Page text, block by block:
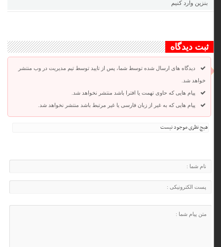
بنزین وارد کنیم
ثبت دیدگاه
دیدگاه های ارسال شده توسط شما، پس از تایید توسط تیم مدیریت در وب منتشر
خواهد شد.
پیام هایی که حاوی تهمت یا افترا باشد منتشر نخواهد شد.
پیام هایی که به غیر از زبان فارسی یا غیر مرتبط باشد منتشر نخواهد شد.
هیچ نظری موجود نیست